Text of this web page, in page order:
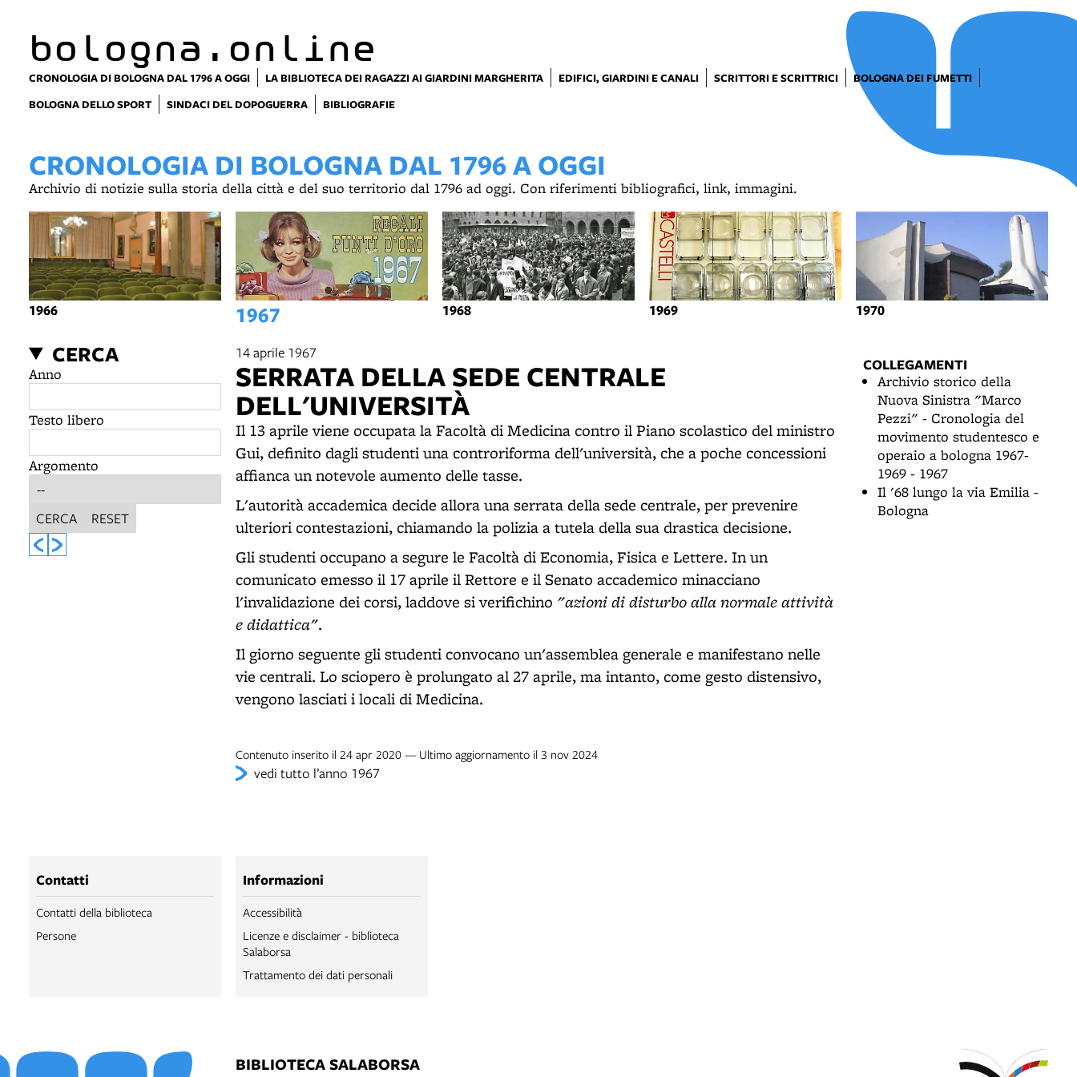
bologna.online
CRONOLOGIA DI BOLOGNA DAL 1796 A OGGI LA BIBLIOTECA DEI RAGAZZI AI GIARDINI MARGHERITA EDIFICI, GIARDINI E CANALI SCRITTORI E SCRITTRICI
BOLOGNA DEI FUMETTI
BOLOGNA DELLO SPORT
SINDACI DEL DOPOGUERRA BIBLIOGRAFIE
CRONOLOGIA DI BOLOGNA DAL 1796 A OGGI
Archivio di notizie sulla storia della città e del suo territorio dal 1796 ad oggi. Con riferimenti bibliografici, link, immagini.
1966 1967 1968 1969 1970
CERCA
Anno
Testo libero
Argomento
CERCA RESET
14 aprile 1967
SERRATA DELLA SEDE CENTRALE
DELL'UNIVERSITÀ
Il 13 aprile viene occupata la Facoltà di Medicina contro il Piano scolastico del ministro
Gui, definito dagli studenti una controriforma dell'università, che a poche concessioni
affianca un notevole aumento delle tasse.
L'autorità accademica decide allora una serrata della sede centrale, per prevenire
ulteriori contestazioni, chiamando la polizia a tutela della sua drastica decisione.
Gli studenti occupano a segure le Facoltà di Economia, Fisica e Lettere. In un
comunicato emesso il 17 aprile il Rettore e il Senato accademico minacciano
l'invalidazione dei corsi, laddove si verifichino "azioni di disturbo alla normale attività
e didattica".
Il giorno seguente gli studenti convocano un'assemblea generale e manifestano nelle
vie centrali. Lo sciopero è prolungato al 27 aprile, ma intanto, come gesto distensivo,
vengono lasciati i locali di Medicina.
Contenuto inserito il 24 apr 2020 — Ultimo aggiornamento il 3 nov 2024
vedi tutto l’anno 1967
COLLEGAMENTI
Archivio storico della
Nuova Sinistra "Marco
Pezzi" - Cronologia del
movimento studentesco e
operaio a bologna 1967-
1969 - 1967
Il '68 lungo la via Emilia -
Bologna
Contatti
Contatti della biblioteca
Persone
Informazioni
Accessibilità
Licenze e disclaimer - biblioteca
Salaborsa
Trattamento dei dati personali
BIBLIOTECA SALABORSA